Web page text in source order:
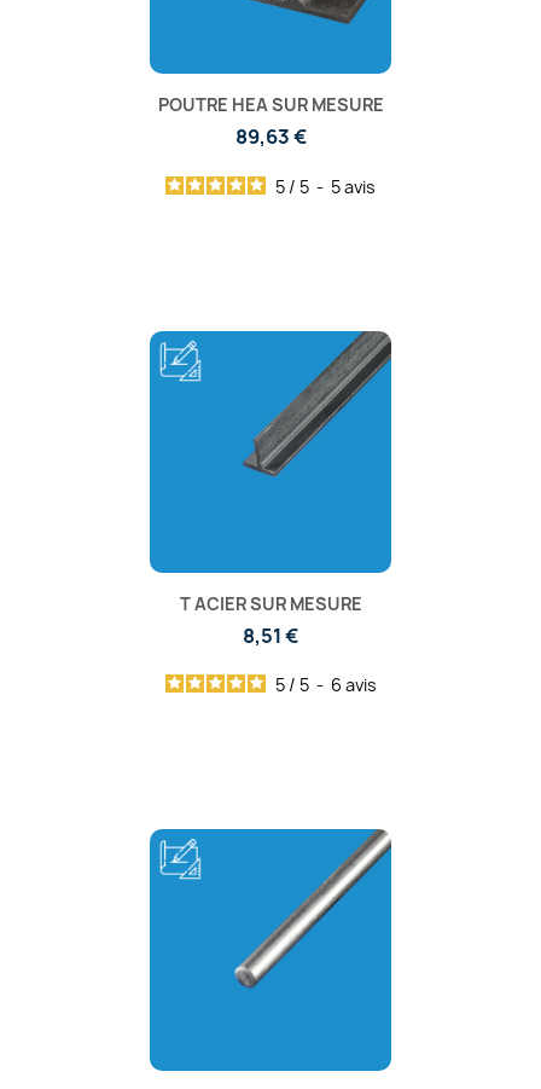
POUTRE HEA SUR MESURE
89,63 €
5 / 5 - 5avis
T ACIER SUR MESURE
8,51 €
5 / 5 - 6 avis